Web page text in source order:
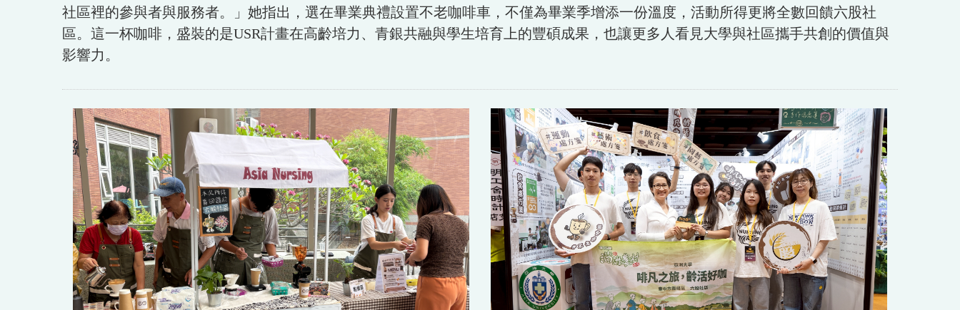
社區裡的參與者與服務者。」她指出，選在畢業典禮設置不老咖啡車，不僅為畢業季增添一份溫度，活動所得更將全數回饋六股社
區。這一杯咖啡，盛裝的是USR計畫在高齡培力、青銀共融與學生培育上的豐碩成果，也讓更多人看見大學與社區攜手共創的價值與
影響力。